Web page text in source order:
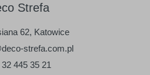
Strefa
62, Katowice
strefa.com.pl
32 445 35 21